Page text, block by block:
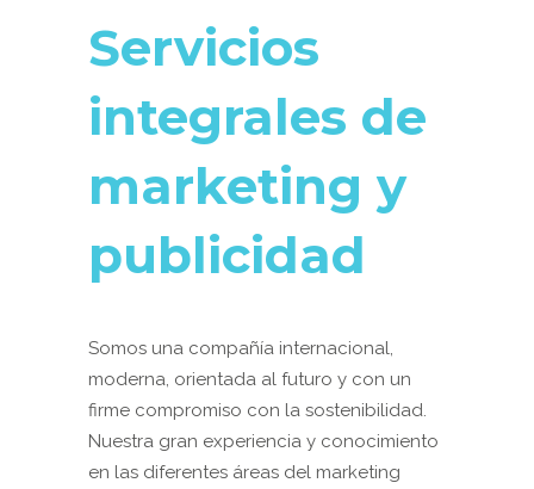
Servicios
integrales de
marketing y
publicidad
Somos una compañía internacional,
moderna, orientada al futuro y con un
firme compromiso con la sostenibilidad.
Nuestra gran experiencia y conocimiento
en las diferentes áreas del marketing